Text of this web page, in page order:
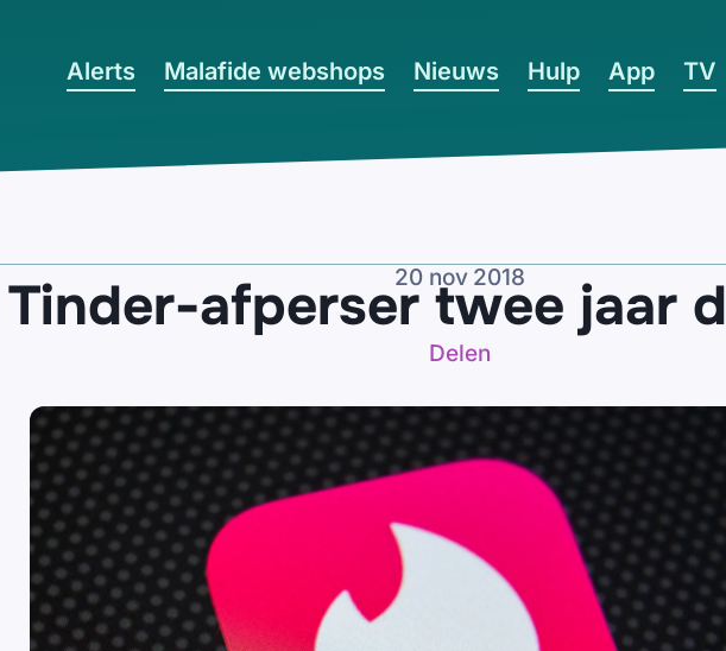
Alerts Malafide webshops Nieuws Hulp App TV
20 nov 2018
Tinder-afperser twee jaar
Delen